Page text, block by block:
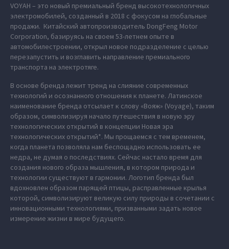
VOYAH – это новый премиальный бренд высокотехнологичных
электромобилей, созданный в 2018 с фокусом на глобальные
продажи. Китайский автопроизводитель DongFeng Motor
Corporation, базируясь на своем 53-летнем опыте в
автомобилестроении, открыл новое подразделение с целью
перезапустить и возглавить направление премиального
транспорта на электротяге.
В основе бренда лежит тренд на слияние современных
технологий и осознанного отношения к планете. Латинское
наименование бренда отсылает к слову «Вояж» (Voyage), таким
образом, символизируя начало путешествия в новую эру
технологических открытий в концепции Новая эра
технологических открытий*. Мы прощаемся с тем временем,
когда планета позволяла нам беспощадно использовать ее
недра, не думая о последствиях. Сейчас настало время для
создания нового образа мышления, в котором природа и
технологии существуют в гармонии. Логотип бренда был
вдохновлен образом парящей птицы, расправленные крылья
которой, символизируют великую силу природы в сочетании с
инновационными технологиями, призванными задать новое
измерение жизни в мире будущего.